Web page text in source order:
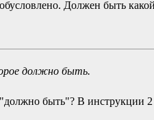
Должен быть
должно быть.
быть"? В инструкции 2